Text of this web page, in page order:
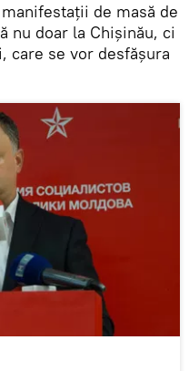
de masă de
nu doar la Chișinău, ci
care se vor desfășura